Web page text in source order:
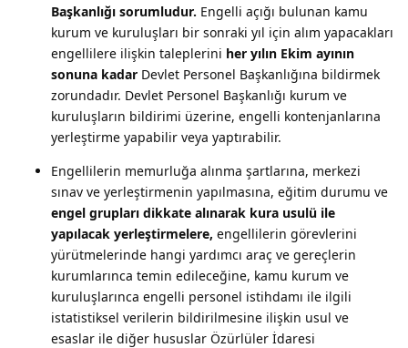
Başkanlığı sorumludur. Engelli açığı bulunan kamu
kurum ve kuruluşları bir sonraki yıl için alım yapacakları
engellilere ilişkin taleplerini her yılın Ekim ayının
sonuna kadar Devlet Personel Başkanlığına bildirmek
zorundadır. Devlet Personel Başkanlığı kurum ve
kuruluşların bildirimi üzerine, engelli kontenjanlarına
yerleştirme yapabilir veya yaptırabilir.
Engellilerin memurluğa alınma şartlarına, merkezi
sınav ve yerleştirmenin yapılmasına, eğitim durumu ve
engel grupları dikkate alınarak kura usulü ile
yapılacak yerleştirmelere, engellilerin görevlerini
yürütmelerinde hangi yardımcı araç ve gereçlerin
kurumlarınca temin edileceğine, kamu kurum ve
kuruluşlarınca engelli personel istihdamı ile ilgili
istatistiksel verilerin bildirilmesine ilişkin usul ve
esaslar ile diğer hususlar Özürlüler İdaresi